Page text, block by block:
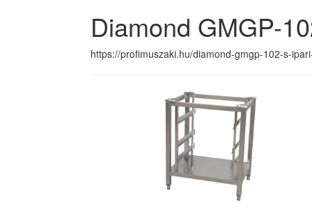
Diamond GMGP-
https://profimuszaki.hu/diamond-gmgp-102-s-